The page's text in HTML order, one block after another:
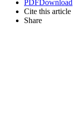
PDFDownload
Cite this article
Share